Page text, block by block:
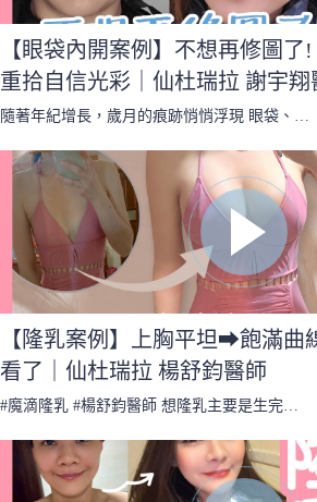
【眼袋內開案例】不想再修圖
重拾自信光彩｜仙杜瑞拉 謝宇翔
隨著年紀增長，歲月的痕跡悄悄浮現 眼袋、…
【隆乳案例】上胸平坦➡︎飽滿曲
看了｜仙杜瑞拉 楊舒鈞醫師
#魔滴隆乳 #楊舒鈞醫師 想隆乳主要是生完…